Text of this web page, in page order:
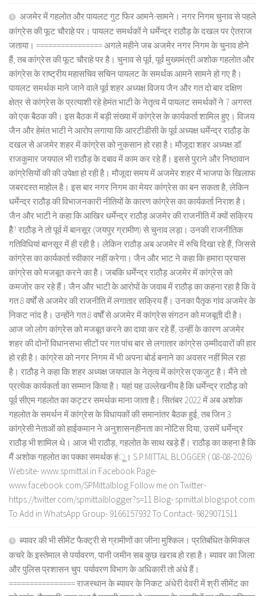
अजमेर में गहलोत और पायलट गुट फिर आमने-सामने। नगर निगम चुनाव से पहले
कांग्रेस की फूट चौराहे पर। पायलट समर्थकों ने धर्मेन्द्र राठौड़ के दखल पर ऐतराज
जताया। ================ अगले महीने जब अजमेर नगर निगम के चुनाव होने
हैं, तब कांग्रेस की फूट चौराहे पर है। चुनाव से पूर्व, पूर्व मुख्यमंत्री अशोक गहलोत और
कांग्रेस के राष्ट्रीय महासचिव सचिन पायलट के समर्थक आमने सामने हो गए है।
पायलट समर्थक माने जाने वाले पूर्व शहर अध्यक्ष विजय जैन और गत दो बार दक्षिण
क्षेत्र से कांग्रेस के प्रत्याशी रहे हेमंत भाटी के नेतृत्व में पायलट समर्थकों ने 7 अगस्त
को एक बैठक की। इस बैठक में बड़ी संख्या में कांग्रेस के कार्यकर्ता शामिल हुए। विजय
जैन और हेमंत भाटी ने आरोप लगाया कि आरटीडीसी के पूर्व अध्यक्ष धर्मेन्द्र राठौड़ के
दखल से अजमेर शहर में कांग्रेस को नुकसान हो रहा है। मौजूदा शहर अध्यक्ष डॉ.
राजकुमार जयपाल भी राठौड़ के दबाव में काम कर रहे हैं। इससे पुराने और निष्ठावान
कांग्रेसियों की की उपेक्षा हो रही है। मौजूदा समय में अजमेर शहर में भाजपा के खिलाफ
जबरदस्त माहोल है। इस बार नगर निगम का मेयर कांग्रेस का बन सकता है, लेकिन
धर्मेन्द्र राठौड़ की विभाजनकारी नीतियों के कारण कांग्रेस का कार्यकर्ता निराश है।
जैन और भाटी ने कहा कि आखिर धर्मेन्द्र राठौड़ अजमेर की राजनीति में क्यों सक्रिय
हैै? राठौड़ ने तो पूर्व में बानसूर (जयपुर ग्रामीण) से चुनाव लड़ा। उनकी राजनीतिक
गतिविधियां बानसूर में ही रही है। लेकिन राठौड़ अब अजमेर में रुचि दिखा रहे हैं, जिससे
कांग्रेस का कार्यकर्ता स्वीकार नहीं करेगा। जैन और भाट ने कहा कि हमारा प्रयास
कांग्रेस को मजबूत करने का है। जबकि धर्मेन्द्र राठौड़ अजमेर में कांग्रेस को
कमजोर कर रहे हैं। जैन और भाटी के आरोपों के जवाब में राठौड़ का कहना रहा है कि वे
गत 8 वर्षों से अजमेर की राजनीति में लगातार सक्रिय हैं। उनका पैतृक गांव अजमेर के
निकट नांद है। उन्होंने गत 8 वर्षों से अजमेर में कांग्रेस संगठन को मजबूती दी है।
आज जो लोग कांग्रेस को मजबूत करने का दावा कर रहे हैं, उन्हीं के कारण अजमेर
शहर की दोनों विधानसभा सीटों पर गत पांच बार से लगातार कांग्रेस उम्मीदवारों की हार
हो रही है। कांग्रेस को नगर निगम में भी अपना बोर्ड बनाने का अवसर नहीं मिल रहा
है। राठौड़ ने कहा कि शहर अध्यक्ष जयपाल के नेतृत्व में कांग्रेस एकजुट है। मैंने तो
प्रत्येक कार्यकर्ता का सम्मान किया है। यहां यह उल्लेखनीय है कि धर्मेन्द्र राठौड़ को
पूर्व सीएम गहलोत का कट्टर समर्थक माना जाता है। सितंबर 2022 में अब अशोक
गहलोत के समर्थन में कांग्रेस के विधायकों की समानांतर बैठक हुई, तब जिन 3
कांग्रेसी नेताओं को हाईकमान ने अनुशासनहीनता का नोटिस दिया, उसमें धर्मेन्द्र
राठौड़ भी शामिल थे। आज भी राठौड़, गहलोत के साथ खड़े हैं। राठौड़ का कहना है कि
मैं अशोक गहलोत का पक्का समर्थक हंू। S.P.MITTAL BLOGGER ( 08-08-2026)
Website- www.spmittal.in Facebook Page-
www.facebook.com/SPMittalblog Follow me on Twitter-
https://twitter.com/spmittalblogger?s=11 Blog- spmittal.blogspot.com
To Add in WhatsApp Group- 9166157932 To Contact- 9829071511
ब्यावर की भी सीमेंट फैक्ट्री से ग्रामीणों का जीना मुश्किल। प्रतिबंधित केमिकल
कचरे के इस्तेमाल से पर्यावरण, पानी जमीन सब कुछ खराब हो रहा है। ब्यावर का जिला
और पुलिस प्रशासन चुप: पर्यावरण विभाग के अधिकारी तो अंधे हैं।
================ राजस्थान के ब्यावर के निकट अंधेरी देवरी में श्री सीमेंट का